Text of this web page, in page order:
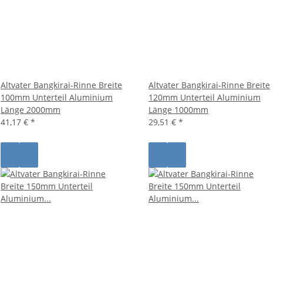
Altvater Bangkirai-Rinne Breite
100mm Unterteil Aluminium
Länge 2000mm
41,17 € *
Altvater Bangkirai-Rinne Breite
120mm Unterteil Aluminium
Länge 1000mm
29,51 € *